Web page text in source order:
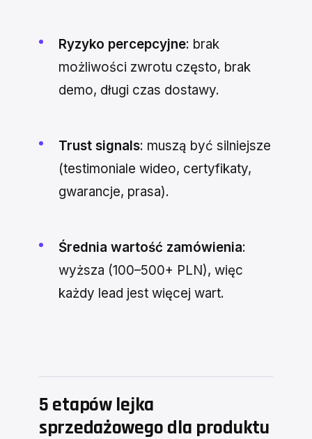
Ryzyko percepcyjne: brak
możliwości zwrotu często, brak
demo, długi czas dostawy.
Trust signals: muszą być silniejsze
(testimoniale wideo, certyfikaty,
gwarancje, prasa).
Średnia wartość zamówienia:
wyższa (100–500+ PLN), więc
każdy lead jest więcej wart.
5 etapów lejka
sprzedażowego dla produktu